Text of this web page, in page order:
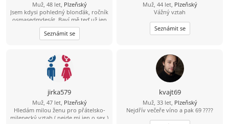
Muž, 48 let, Plzeňský
Jsem kdysi pohledný blonďák, ročník
osmasedmdesát. Baví mě teď už jen
sledovat fotbal, hokej, atd. Kolo, lyže
a nějaký ten pohyb ve vodě ještě
zvládnu a možná i běh (pár metrů;-)
Seznámit se
Muž, 44 let, Plzeňský
Vážný vztah
Seznámit se
jirka579
Muž, 47 let, Plzeňský
Hledám milou ženu pro přátelsko-
milenecký vztah ( nejde mi jen o sex )
kvajt69
Muž, 33 let, Plzeňský
Nejdřív večeře víno a pak 69 ????